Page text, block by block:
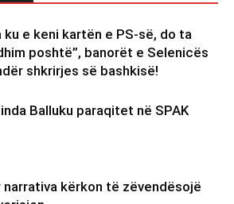
ku e keni kartën e PS-së, do ta
poshtë”, banorët e Selenicës
shkrirjes së bashkisë!
Balluku paraqitet në SPAK
narrativa kërkon të zëvendësojë